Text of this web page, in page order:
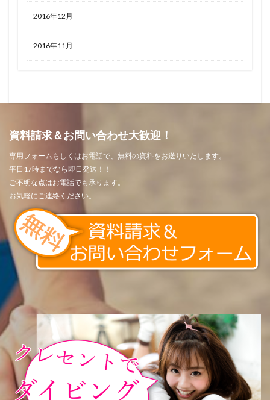
2016年12月
2016年11月
資料請求＆お問い合わせ大歓迎！
専用フォームもしくはお電話で、無料の資料をお送りいたします。
平日17時までなら即日発送！！
ご不明な点はお電話でも承ります。
お気軽にご連絡ください。